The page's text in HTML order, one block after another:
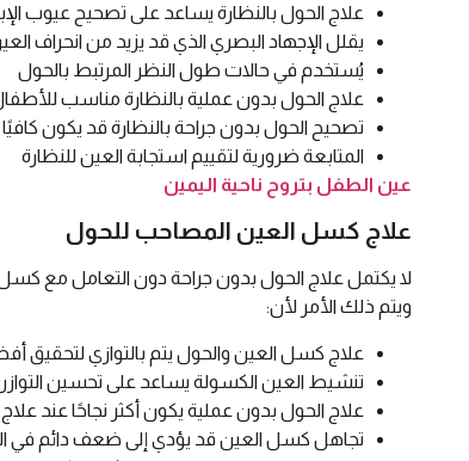
علاج الحول بالنظارة يساعد على تصحيح عيوب
يقلل الإجهاد البصري الذي قد يزيد من انحراف
يُستخدم في حالات طول النظر المرتبط بالحول
علاج الحول بدون عملية بالنظارة مناسب للأطفال
تصحيح الحول بدون جراحة بالنظارة قد يكون
المتابعة ضرورية لتقييم استجابة العين للنظارة
عين الطفل بتروح ناحية اليمين
علاج كسل العين المصاحب للحول
لا يكتمل علاج الحول بدون جراحة دون التعامل مع
ويتم ذلك الأمر لأن:
علاج كسل العين والحول يتم بالتوازي لتحقيق
تنشيط العين الكسولة يساعد على تحسين
علاج الحول بدون عملية يكون أكثر نجاحًا عند
تجاهل كسل العين قد يؤدي إلى ضعف دائم في